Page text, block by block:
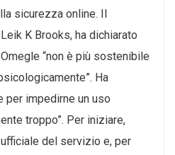
sicurezza online. Il
K Brooks, ha dichiarato
“non è più sostenibile
Ha
per impedirne un uso
troppo”. Per iniziare,
del servizio e, per